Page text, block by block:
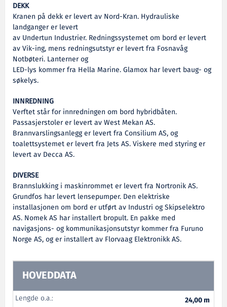
DEKK
Kranen på dekk er levert av Nord-Kran. Hydrauliske
landganger er levert
av Undertun Industrier. Redningssystemet om bord er levert
av Vik-ing, mens redningsutstyr er levert fra Fosnavåg
Notbøteri. Lanterner og
LED-lys kommer fra Hella Marine. Glamox har levert baug- og
søkelys.
INNREDNING
Verftet står for innredningen om bord hybridbåten.
Passasjerstoler er levert av West Mekan AS.
Brannvarslingsanlegg er levert fra Consilium AS, og
toalettsystemet er levert fra Jets AS. Viskere med styring er
levert av Decca AS.
DIVERSE
Brannslukking i maskinrommet er levert fra Nortronik AS.
Grundfos har levert lensepumper. Den elektriske
installasjonen om bord er utført av Industri og Skipselektro
AS. Nomek AS har installert bropult. En pakke med
navigasjons- og kommunikasjonsutstyr kommer fra Furuno
Norge AS, og er installert av Florvaag Elektronikk AS.
HOVEDDATA
Lengde o.a.:
24,00 m